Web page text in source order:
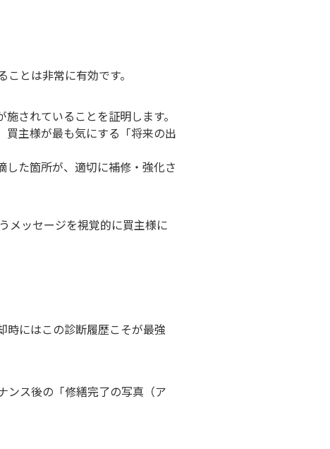
とは非常に有効です。
されていることを証明します。
主様が最も気にする「将来の出
した箇所が、適切に補修・強化さ
メッセージを視覚的に買主様に
時にはこの診断履歴こそが最強
ンス後の「修繕完了の写真（ア